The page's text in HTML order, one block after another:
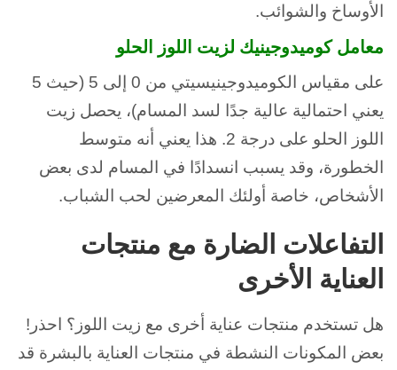
الأوساخ والشوائب.
معامل كوميدوجينيك لزيت اللوز الحلو
على مقياس الكوميدوجينيسيتي من 0 إلى 5 (حيث 5
يعني احتمالية عالية جدًا لسد المسام)، يحصل زيت
اللوز الحلو على درجة 2. هذا يعني أنه متوسط
الخطورة، وقد يسبب انسدادًا في المسام لدى بعض
الأشخاص، خاصة أولئك المعرضين لحب الشباب.
التفاعلات الضارة مع منتجات
العناية الأخرى
هل تستخدم منتجات عناية أخرى مع زيت اللوز؟ احذر!
بعض المكونات النشطة في منتجات العناية بالبشرة قد